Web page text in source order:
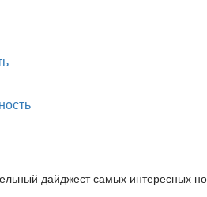
дайджест самых интересных